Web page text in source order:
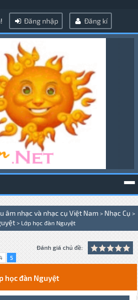
Đăng nhập Đăng kí
âm nhạc và nhạc cụ Việt Nam > Nhạc Cụ >
> Lớp học đàn Nguyệt
5
Đánh giá chủ đề:
học đàn Nguyệt